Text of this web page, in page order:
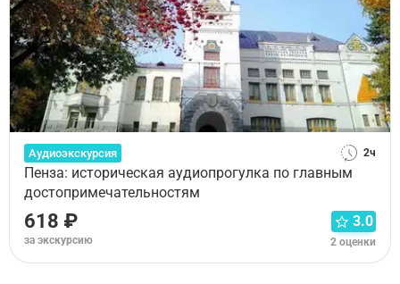
Аудиоэкскурсия 2ч
Пенза: историческая аудиопрогулка по главным
достопримечательностям
618 ₽
за экскурсию
3.0
2 оценки